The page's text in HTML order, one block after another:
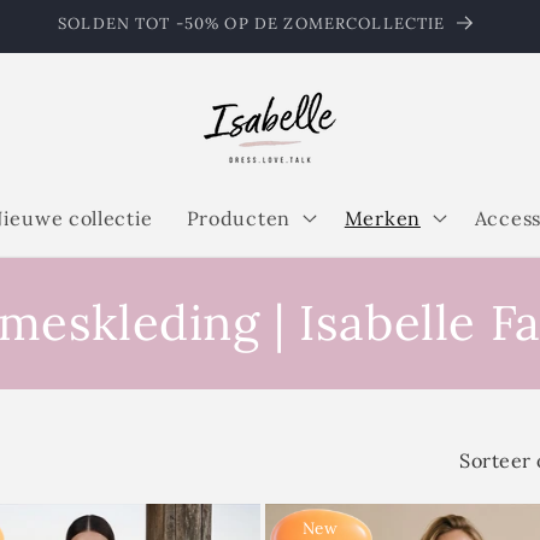
SOLDEN TOT -50% OP DE ZOMERCOLLECTIE
collectie Producten Merken
| Isabelle
Sorteer
New